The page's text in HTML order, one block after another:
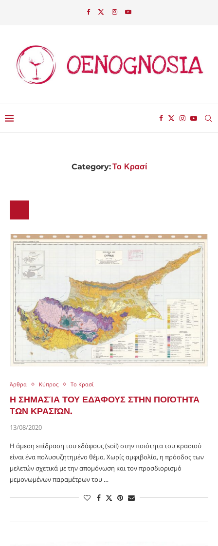
Category:Το Κρασί
Άρθρα Κύπρος Το Κρασί
Η ΣΗΜΑΣΊΑ ΤΟΥ ΕΔΆΦΟΥΣ ΣΤΗΝ ΠΟΙΌΤΗΤΑ
ΤΩΝ ΚΡΑΣΙΏΝ.
13/08/2020
H άμεση επίδραση του εδάφους (soil) στην ποιότητα του κρασιού
είναι ένα πολυσυζητημένο θέμα. Χωρίς αμφιβολία, η πρόοδος των
μελετών σχετικά με την απομόνωση και τον προσδιορισμό
μεμονωμένων παραμέτρων του …